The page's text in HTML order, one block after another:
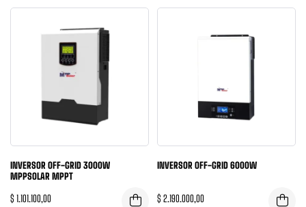
INVERSOR OFF-GRID 3000W
MPPSOLAR MPPT
$ 1.101.100,00
INVERSOR OFF-GRID 6000W
$ 2.190.000,00